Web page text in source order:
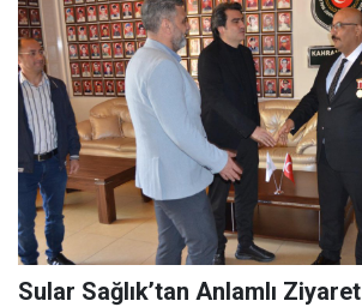
Sular Sağlık’tan Anlamlı Ziyaret